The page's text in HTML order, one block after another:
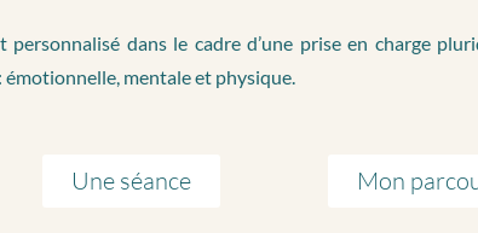
personnalisé dans le cadre d’une prise en charge
mentale et physique.
Une séance Mon